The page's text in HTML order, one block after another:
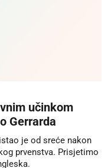
učinkom
Gerrarda
je od sreće nakon
prvenstva. Prisjetimo